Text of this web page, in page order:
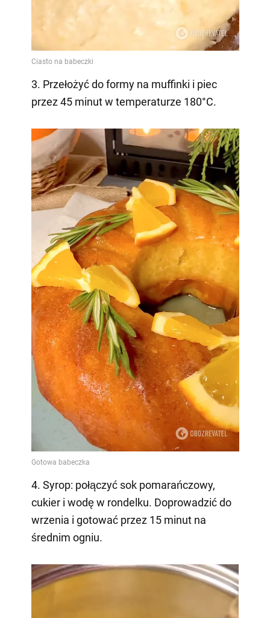
3. Przełożyć do formy na muffinki i piec
przez 45 minut w temperaturze 180°C.
4. Syrop: połączyć sok pomarańczowy,
cukier i wodę w rondelku. Doprowadzić do
wrzenia i gotować przez 15 minut na
średnim ogniu.